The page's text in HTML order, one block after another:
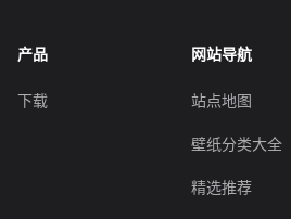
产品
下载
网站导航
站点地图
壁纸分类大全
精选推荐